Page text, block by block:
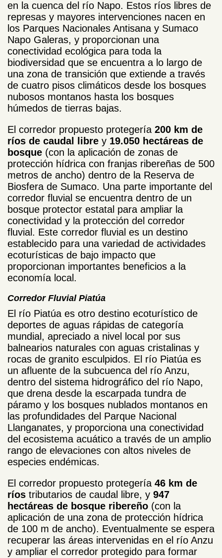
en la cuenca del río Napo. Estos ríos libres de
represas y mayores intervenciones nacen en
los Parques Nacionales Antisana y Sumaco
Napo Galeras, y proporcionan una
conectividad ecológica para toda la
biodiversidad que se encuentra a lo largo de
una zona de transición que extiende a través
de cuatro pisos climáticos desde los bosques
nubosos montanos hasta los bosques
húmedos de tierras bajas.
El corredor propuesto protegería 200 km de
ríos de caudal libre y 19.050 hectáreas de
bosque (con la aplicación de zonas de
protección hídrica con franjas ribereñas de 500
metros de ancho) dentro de la Reserva de
Biosfera de Sumaco. Una parte importante del
corredor fluvial se encuentra dentro de un
bosque protector estatal para ampliar la
conectividad y la protección del corredor
fluvial. Este corredor fluvial es un destino
establecido para una variedad de actividades
ecoturísticas de bajo impacto que
proporcionan importantes beneficios a la
economía local.
Corredor Fluvial Piatúa
El río Piatúa es otro destino ecoturístico de
deportes de aguas rápidas de categoría
mundial, apreciado a nivel local por sus
balnearios naturales con aguas cristalinas y
rocas de granito esculpidos. El río Piatúa es
un afluente de la subcuenca del río Anzu,
dentro del sistema hidrográfico del río Napo,
que drena desde la escarpada tundra de
páramo y los bosques nublados montanos en
las profundidades del Parque Nacional
Llanganates, y proporciona una conectividad
del ecosistema acuático a través de un amplio
rango de elevaciones con altos niveles de
especies endémicas.
El corredor propuesto protegería 46 km de
ríos tributarios de caudal libre, y 947
hectáreas de bosque ribereño (con la
aplicación de una zona de protección hídrica
de 100 m de ancho). Eventualmente se espera
recuperar las áreas intervenidas en el río Anzu
y ampliar el corredor protegido para formar